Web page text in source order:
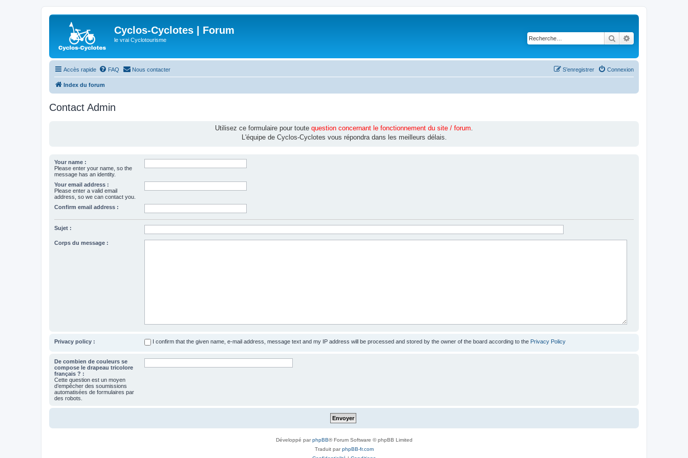
Cyclos-Cyclotes | Forum
le vrai Cyclotourisme Rechercher
Accès rapide FAQ Nous contacter Connexion
S’enregistrer
Index du forum
Contact Admin
Utilisez ce formulaire pour toute question concernant le fonctionnement du site / forum.
L'équipe de Cyclos-Cyclotes vous répondra dans les meilleurs délais.
Your name :
Please enter your name, so the
message has an identity.
Your email address :
Please enter a valid email
address, so we can contact you.
Confirm email address :
Sujet :
Corps du message :
Privacy policy : I confirm that the given name, e-mail address, message text and my IP address will be processed and stored by the owner of the board according to the Privacy Policy
De combien de couleurs se
compose le drapeau tricolore
français ? :
Cette question est un moyen
d’empêcher des soumissions
automatisées de formulaires par
des robots.
Développé parphpBB® Forum Software © phpBB Limited
Traduit parphpBB-fr.com